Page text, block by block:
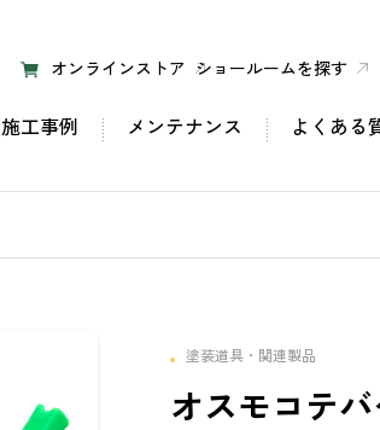
施工事例 メンテナンス よくある
オンラインストア ショールームを探す
塗装道具・関連製品
オスモコテバ